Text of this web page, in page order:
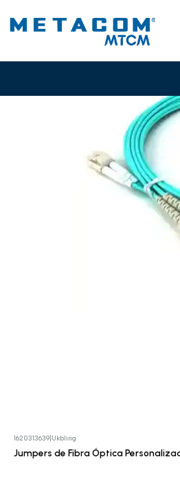
1620313639| Ukbling
Jumpers de Fibra Óptica